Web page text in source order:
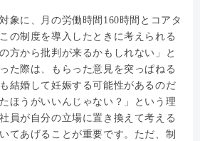
象に、月の労働時間160時間とコアタ
の制度を導入したときに考えられる
方から批判が来るかもしれない」と
た際は、もらった意見を突っぱねる
結婚して妊娠する可能性があるのだ
ほうがいいんじゃない？」という理
員が自分の立場に置き換えて考える
てあげることが重要です。ただ、制